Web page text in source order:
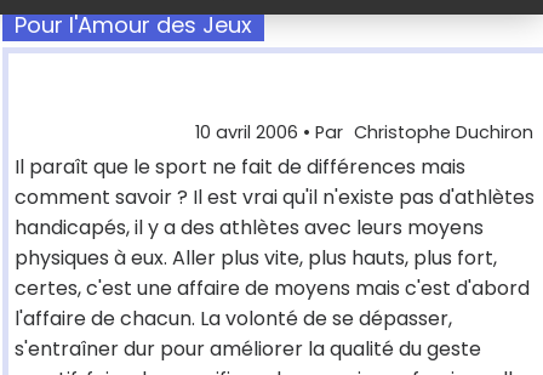
Pour l'Amour des Jeux
10 avril 2006 • Par Christophe Duchiron
Il paraît que le sport ne fait de différences mais
comment savoir ? Il est vrai qu'il n'existe pas d'athlètes
handicapés, il y a des athlètes avec leurs moyens
physiques à eux. Aller plus vite, plus hauts, plus fort,
certes, c'est une affaire de moyens mais c'est d'abord
l'affaire de chacun. La volonté de se dépasser,
s'entraîner dur pour améliorer la qualité du geste